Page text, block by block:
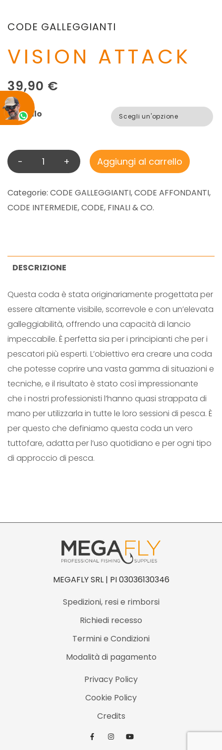
CODE GALLEGGIANTI
VISION ATTACK
39,90 €
Modello
V
I
S
I
T
A
C
K
q
u
a
n
t
i
t
à
- + Aggiungi al carrello
Categorie: CODE GALLEGGIANTI,CODE AFFONDANTI,
CODE INTERMEDIE,CODE, FINALI & CO.
DESCRIZIONE
Questa coda è stata originariamente progettata per
essere altamente visibile, scorrevole e con un’elevata
galleggiabilità, offrendo una capacità di lancio
impeccabile. È perfetta sia per i principianti che per i
pescatori più esperti. L’obiettivo era creare una coda
che potesse coprire una vasta gamma di situazioni e
tecniche, e il risultato è stato così impressionante
che i nostri professionisti l’hanno quasi strappata di
mano per utilizzarla in tutte le loro sessioni di pesca. È
per questo che definiamo questa coda un vero
tuttofare, adatta per l’uso quotidiano e per ogni tipo
di approccio di pesca.
MEGAFLY SRL | PI 03036130346
Spedizioni, resi e rimborsi
Richiedi recesso
Termini e Condizioni
Modalità di pagamento
Privacy Policy
Cookie Policy
Credits